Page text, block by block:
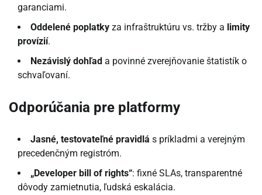
garanciami.
Oddelené poplatky za infraštruktúru vs. tržby a limity
provízií.
Nezávislý dohľad a povinné zverejňovanie štatistík o
schvaľovaní.
Odporúčania pre platformy
Jasné, testovateľné pravidlá s príkladmi a verejným
precedenčným registróm.
„Developer bill of rights“: fixné SLAs, transparentné
dôvody zamietnutia, ľudská eskalácia.